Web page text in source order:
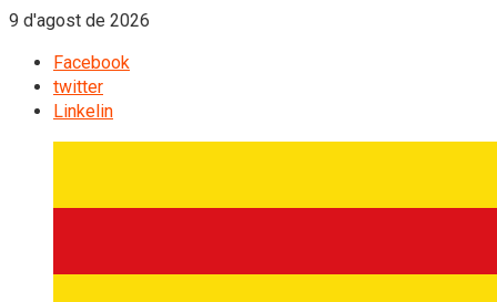
9 d'agost de 2026
Facebook
twitter
Linkelin